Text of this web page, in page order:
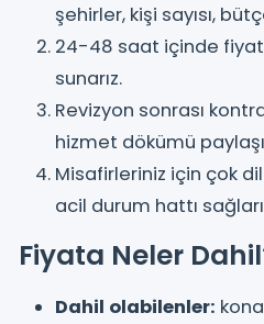
şehirler, kişi sayısı,
24-48 saat içinde
sunarız.
Revizyon sonrası
hizmet dökümü
Misafirleriniz için çok
acil durum hattı
Fiyata Neler
Dahil olabilenler: